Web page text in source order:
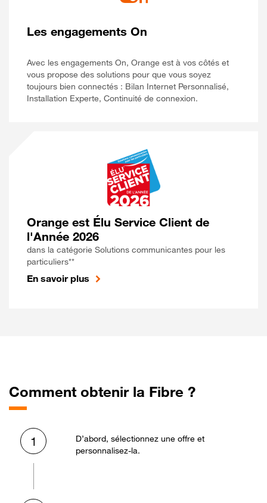
Les engagements On
Avec les engagements On, Orange est à vos côtés et
vous propose des solutions pour que vous soyez
toujours bien connectés : Bilan Internet Personnalisé,
Installation Experte, Continuité de connexion.
Orange est Élu Service Client de
l'Année 2026
dans la catégorie Solutions communicantes pour les
particuliers**
En savoir plus
Comment obtenir la Fibre ?
1
D’abord, sélectionnez une offre et
personnalisez-la.